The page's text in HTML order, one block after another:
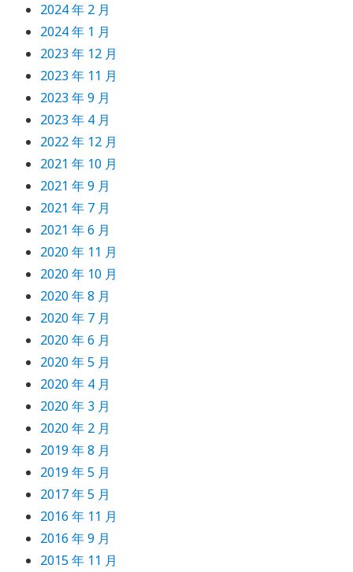
2024 年 2 月
2024 年 1 月
2023 年 12 月
2023 年 11 月
2023 年 9 月
2023 年 4 月
2022 年 12 月
2021 年 10 月
2021 年 9 月
2021 年 7 月
2021 年 6 月
2020 年 11 月
2020 年 10 月
2020 年 8 月
2020 年 7 月
2020 年 6 月
2020 年 5 月
2020 年 4 月
2020 年 3 月
2020 年 2 月
2019 年 8 月
2019 年 5 月
2017 年 5 月
2016 年 11 月
2016 年 9 月
2015 年 11 月